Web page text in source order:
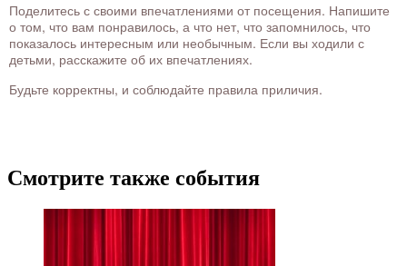
Поделитесь с своими впечатлениями от посещения. Напишите
о том, что вам понравилось, а что нет, что запомнилось, что
показалось интересным или необычным. Если вы ходили с
детьми, расскажите об их впечатлениях.
Будьте корректны, и соблюдайте правила приличия.
Смотрите также события